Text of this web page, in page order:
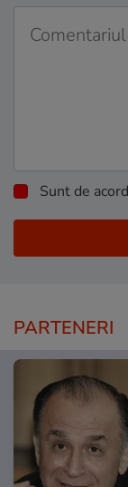
Sunt de
PARTENERI